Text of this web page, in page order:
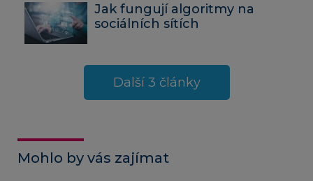
Jak fungují algoritmy na
sociálních sítích
Další 3 články
Mohlo by vás zajímat